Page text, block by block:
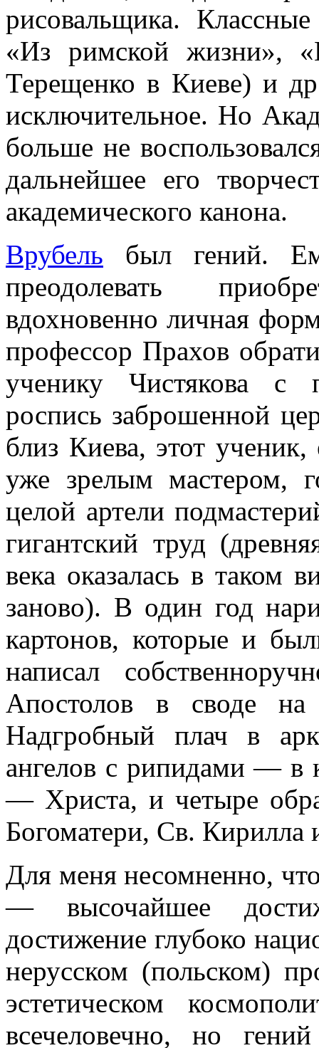
рисовальщика.
«Из римской жизни»,
Терещенко в Киеве) и
исключительное. Но
больше не
дальнейшее его
академического канона.
Врубель был гений.
преодолевать
вдохновенно личная
профессор Прахов
ученику Чистякова с
роспись заброшенной
близ Киева, этот
уже зрелым мастером,
целой артели
гигантский труд
века оказалась в таком
заново). В один год
картонов, которые и
написал
Апостолов в своде
Надгробный плач в
ангелов с рипидами — в
— Христа, и четыре
Богоматери, Св. Кирилла
Для меня несомненно,
— высочайшее
достижение глубоко
нерусском (польском)
эстетическом
всечеловечно, но